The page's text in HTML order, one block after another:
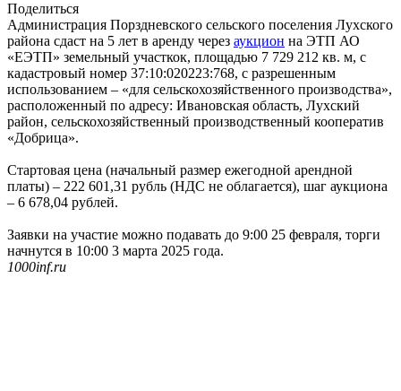
Поделиться
Администрация Порздневского сельского поселения Лухского
района сдаст на 5 лет в аренду через аукцион на ЭТП АО
«ЕЭТП» земельный участкок, площадью 7 729 212 кв. м, с
кадастровый номер 37:10:020223:768, с разрешенным
использованием – «для сельскохозяйственного производства»,
расположенный по адресу: Ивановская область, Лухский
район, сельскохозяйственный производственный кооператив
«Добрица».
Стартовая цена (начальный размер ежегодной арендной
платы) – 222 601,31 рубль (НДС не облагается), шаг аукциона
– 6 678,04 рублей.
Заявки на участие можно подавать до 9:00 25 февраля, торги
начнутся в 10:00 3 марта 2025 года.
1000inf.ru